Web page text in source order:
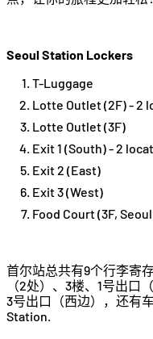
Seoul Station Lockers
T-Luggage
Lotte Outlet (2F) - 2
Lotte Outlet (3F)
Exit 1 (South) - 2
Exit 2 (East)
Exit 3 (West)
Food Court (3F,
首尔站总共有9个行李寄
（2处）、3楼、1号出口
3号出口（西边），还有
Station.